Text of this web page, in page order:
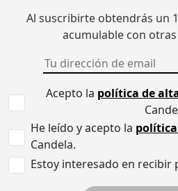
Al suscribirte obtendrás un
acumulable con
Acepto la política de
He leído y acepto la
Candela.
Estoy interesado en recibir